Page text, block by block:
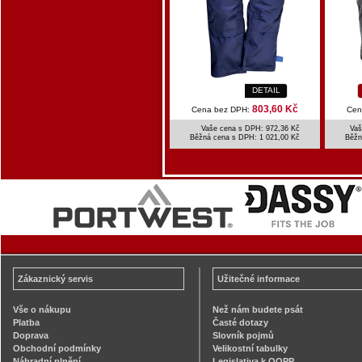
DETAIL
Cena bez DPH: 803,60 Kč
Vaše cena s DPH: 972,36 Kč
Běžná cena s DPH: 1 021,00 Kč
Zákaznický servis
Vše o nákupu
Platba
Doprava
Obchodní podmínky
Užitečné informace
Než nám budete psát
Časté dotazy
Slovník pojmů
Velikostní tabulky